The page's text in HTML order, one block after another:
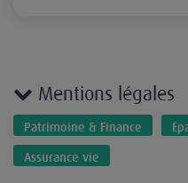
Mentions légales
Patrimoine & Finance
Assurance vie